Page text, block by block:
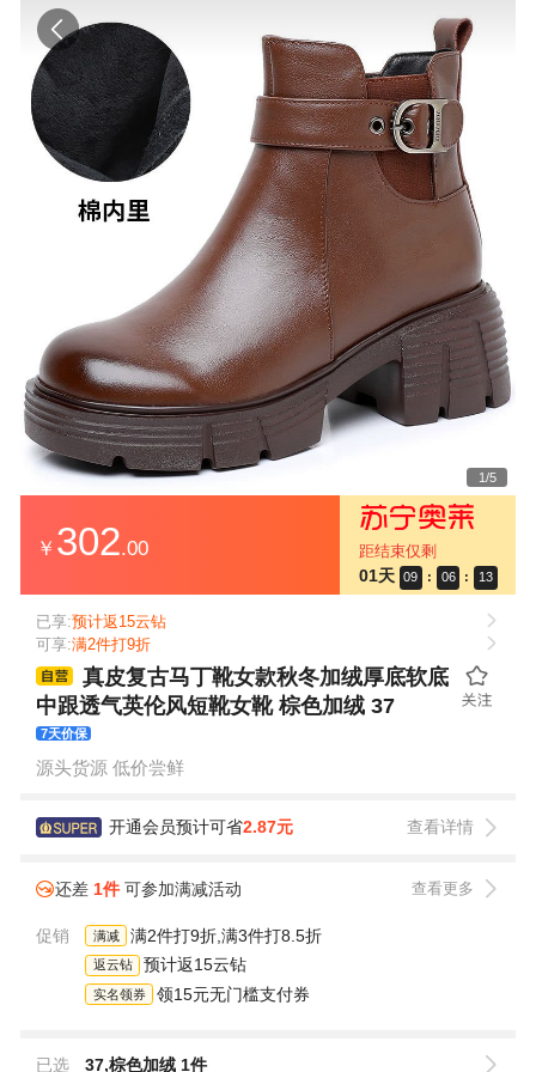
1/5
￥ 302.00 距结束仅剩
01天 09 : 06 : 13
已享:预计返15云钻
可享:满2件打9折
真皮复古马丁靴女款秋冬加绒厚底软底
中跟透气英伦风短靴女靴 棕色加绒 37
7天价保
源头货源 低价尝鲜
开通会员预计可省2.87元 查看详情
还差 1件可参加满减活动 查看更多
促销 满减 满2件打9折,满3件打8.5折
返云钻 预计返15云钻
实名领券 领15元无门槛支付券
已选 37,棕色加绒 1件